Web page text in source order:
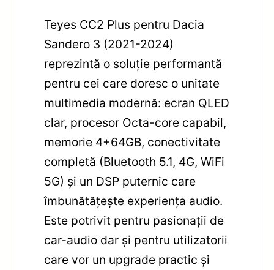
Teyes CC2 Plus pentru Dacia
Sandero 3 (2021-2024)
reprezintă o soluție performantă
pentru cei care doresc o unitate
multimedia modernă: ecran QLED
clar, procesor Octa-core capabil,
memorie 4+64GB, conectivitate
completă (Bluetooth 5.1, 4G, WiFi
5G) și un DSP puternic care
îmbunătățește experiența audio.
Este potrivit pentru pasionații de
car-audio dar și pentru utilizatorii
care vor un upgrade practic și